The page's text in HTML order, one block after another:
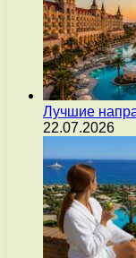
Лучшие
22.07.2026